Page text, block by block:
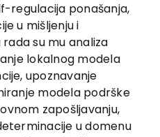
regulacija ponašanja,
u mišljenju i
su mu analiza
lokalnog modela
upoznavanje
modela podrške
zapošljavanju,
u domenu